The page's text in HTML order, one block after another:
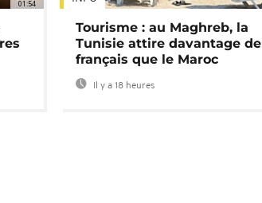
01:54
Tourisme : au Maghreb, la
Tunisie attire davantage de
français que le Maroc
Il y a 18 heures